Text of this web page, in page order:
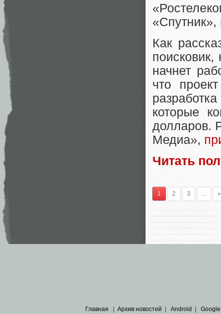
«Спутник»,
Как
начнет
что
которые
долларов.
Медиа»,
Читать
1 2 3 ... »
Главная Архив новостей Android Google